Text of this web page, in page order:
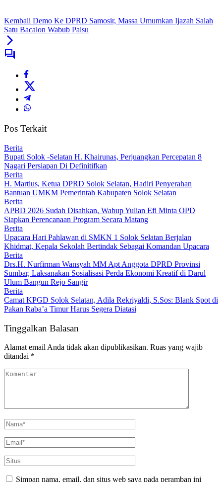
Kembali Demo Ke DPRD Samosir, Massa Umumkan Ijazah Salah
Satu Bacalon Wabub Palsu
Pos Terkait
Berita
Bupati Solok -Selatan H. Khairunas, Perjuangkan Percepatan 8
Nagari Persiapan Di Definitifkan
Berita
H. Martius, Ketua DPRD Solok Selatan, Hadiri Penyerahan
Bantuan UMKM Pemerintah Kabupaten Solok Selatan
Berita
APBD 2026 Sudah Disahkan, Wabup Yulian Efi Minta OPD
Siapkan Perencanaan Program Secara Matang
Berita
Upacara Hari Pahlawan di SMKN 1 Solok Selatan Berjalan
Khidmat, Kepala Sekolah Bertindak Sebagai Komandan Upacara
Berita
Drs.H. Nurfirman Wansyah MM Apt Anggota DPRD Provinsi
Sumbar, Laksanakan Sosialisasi Perda Ekonomi Kreatif di Darul
Ulum Bangun Rejo Sangir
Berita
Camat KPGD Solok Selatan, Adila Rekriyaldi, S.Sos: Blank Spot di
Pakan Raba’a Timur Harus Segera Diatasi
Tinggalkan Balasan
Alamat email Anda tidak akan dipublikasikan. Ruas yang wajib
ditandai *
Simpan nama, email, dan situs web saya pada peramban ini